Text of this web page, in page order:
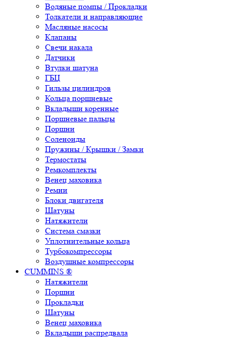
Водяные помпы / Прокладки
Толкатели и направляющие
Масляные насосы
Клапаны
Свечи накала
Датчики
Втулки шатуна
ГБЦ
Гильзы цилиндров
Кольца поршневые
Вкладыши коренные
Поршневые пальцы
Поршни
Соленоиды
Пружины / Крышки / Замки
Термостаты
Ремкомплекты
Венец маховика
Ремни
Блоки двигателя
Шатуны
Натяжители
Система смазки
Уплотнительные кольца
Турбокомпрессоры
Воздушные компрессоры
CUMMINS ®
Натяжители
Поршни
Прокладки
Шатуны
Венец маховика
Вкладыши распредвала